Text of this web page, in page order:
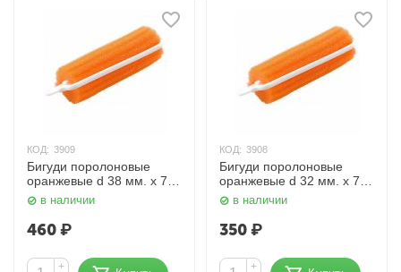
КОД: 3909
Бигуди поролоновые
оранжевые d 38 мм. x 70
мм. DBP38, 10 шт. Dewal
в наличии
460₽
+
КОД: 3908
Бигуди поролоновые
оранжевые d 32 мм. x 70
мм. DBP32, 10 шт. Dewal
в наличии
350₽
+